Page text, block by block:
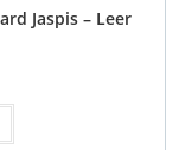
Jaspis – Leer